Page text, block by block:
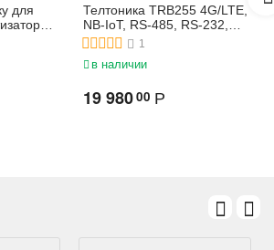
для
Телтоника TRB255 4G/LTE,
NB-IoT, RS-485, RS-232,
Ethernet GSM шлюз
1
в наличии
19 98000 Р